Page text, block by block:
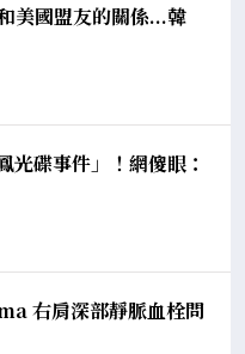
美國盟友的關係...韓
光碟事件」！網傻眼：
右肩深部靜脈血栓問